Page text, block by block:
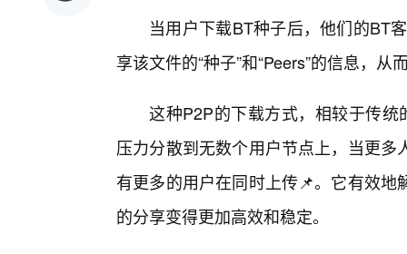
当用户下载BT种子后，他们的BT
享该文件的“种子”和“Peers”的信息，
这种P2P的下载方式，相较于传
压力分散到无数个用户节点上，当更
有更多的用户在同时上传📌。它有效
的分享变得更加高效和稳定。